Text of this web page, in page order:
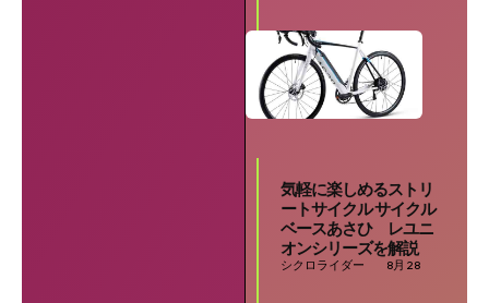
気軽に楽しめるストリ
ートサイクル サイクル
ベースあさひ レユニ
オンシリーズを解説
シクロライダー 8月 28